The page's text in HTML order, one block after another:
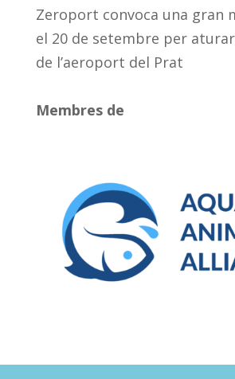
Zeroport convoca una gran
el 20 de setembre per
de l’aeroport del Prat
Membres de